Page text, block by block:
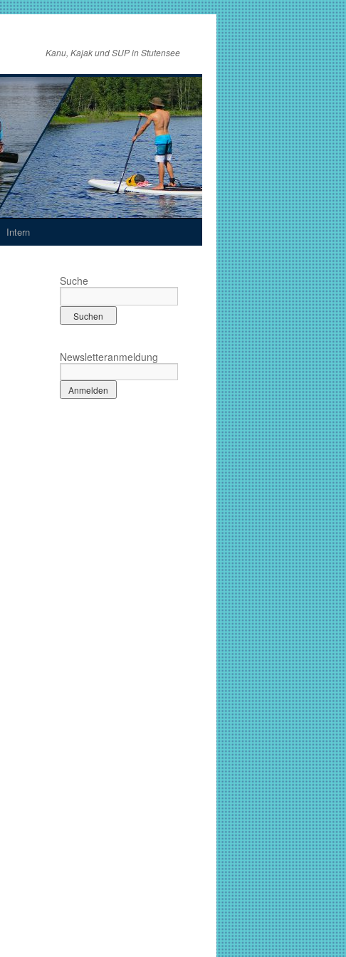
Kanu, Kajak und SUP in Stutensee
Intern
Suche
Newsletteranmeldung